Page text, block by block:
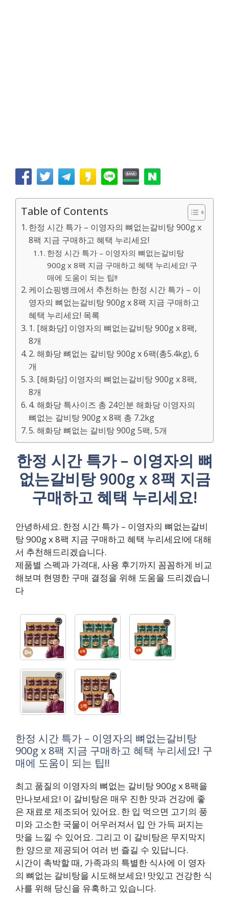
Table of Contents
한정 시간 특가 – 이영자의 뼈없는갈비탕 900g x
8팩 지금 구매하고 혜택 누리세요!
한정 시간 특가 – 이영자의 뼈없는갈비탕
900g x 8팩 지금 구매하고 혜택 누리세요! 구
매에 도움이 되는 팁!!
케이쇼핑뱅크에서 추천하는 한정 시간 특가 – 이
영자의 뼈없는갈비탕 900g x 8팩 지금 구매하고
혜택 누리세요! 목록
1. [해화당] 이영자의 뼈없는갈비탕 900g x 8팩,
8개
2. 해화당 뼈없는 갈비탕 900g x 6팩(총5.4kg), 6
개
3. [해화당] 이영자의 뼈없는갈비탕 900g x 8팩,
8개
4. 해화당 특사이즈 총 24인분 해화당 이영자의
뼈없는 갈비탕 900g x 8팩 총 7.2kg
5. 해화당 뼈없는 갈비탕 900g 5팩, 5개
한정 시간 특가 – 이영자의 뼈
없는갈비탕 900g x 8팩 지금
구매하고 혜택 누리세요!
안녕하세요. 한정 시간 특가 – 이영자의 뼈없는갈비
탕 900g x 8팩 지금 구매하고 혜택 누리세요!에 대해
서 추천해드리겠습니다.
제품별 스펙과 가격대, 사용 후기까지 꼼꼼하게 비교
해보며 현명한 구매 결정을 위해 도움을 드리겠습니
다
한정 시간 특가 – 이영자의 뼈없는갈비탕
900g x 8팩 지금 구매하고 혜택 누리세요! 구
매에 도움이 되는 팁!!
최고 품질의 이영자의 뼈없는 갈비탕 900g x 8팩을
만나보세요! 이 갈비탕은 매우 진한 맛과 건강에 좋
은 재료로 제조되어 있어요. 한 입 먹으면 고기의 풍
미와 고소한 국물이 어우러져서 입 안 가득 퍼지는
맛을 느낄 수 있어요. 그리고 이 갈비탕은 무지막지
한 양으로 제공되어 여러 번 즐길 수 있답니다.
시간이 촉박할 때, 가족과의 특별한 식사에 이 영자
의 뼈없는 갈비탕을 시도해보세요! 맛있고 건강한 식
사를 위해 당신을 유혹하고 있습니다.